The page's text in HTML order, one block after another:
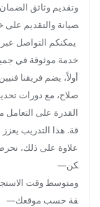
وتقديم وثائق
صيانة والتقديم على
خدمة موثوقة في
أولاً، يضم فريقنا
صلاح، مع دورات
القدرة على التعامل
قة. هذا التدريب
علاوة على ذلك،
كن—
قة حسب موقعك—